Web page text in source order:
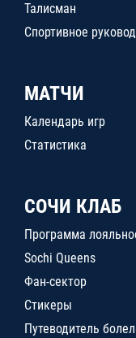
Талисман
Спортивное
МАТЧИ
Календарь игр
Статистика
СОЧИ КЛАБ
Программа
Sochi Queens
Фан-сектор
Стикеры
Путеводитель